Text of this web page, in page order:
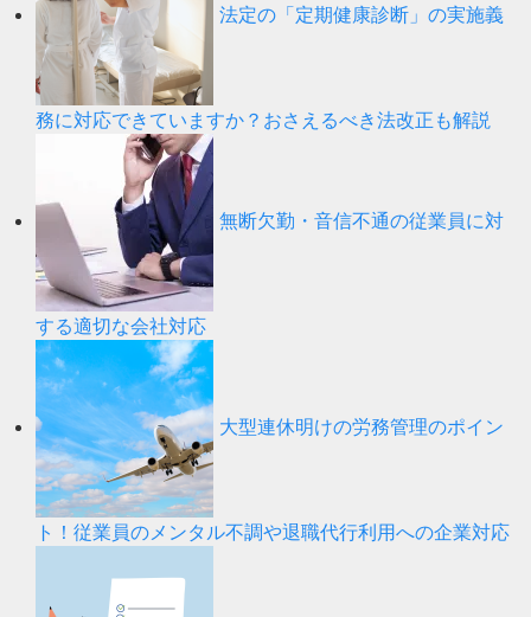
法定の「定期健康診断」の実施義
務に対応できていますか？おさえるべき法改正も解説
無断欠勤・音信不通の従業員に対
する適切な会社対応
大型連休明けの労務管理のポイン
ト！従業員のメンタル不調や退職代行利用への企業対応